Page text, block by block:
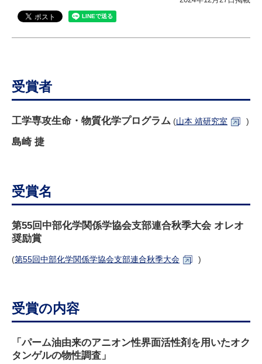
研究・教員Navi
受賞者
工学専攻生命・物質化学プログラム (山本 靖研究室 )
島崎 捷
受賞名
第55回中部化学関係学協会支部連合秋季大会 オレオ
奨励賞
(第55回中部化学関係学協会支部連合秋季大会 )
受賞の内容
「パーム油由来のアニオン性界面活性剤を用いたオク
タンゲルの物性調査」